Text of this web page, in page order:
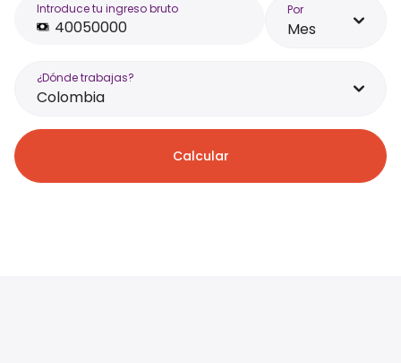
Introduce tu ingreso bruto Por
Mes
¿Dónde trabajas?
Colombia
Calcular